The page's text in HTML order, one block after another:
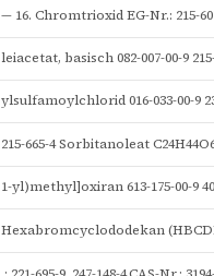
— 16. Chromtrioxid EG-Nr.: 215-
leiacetat, basisch 082-007-00-9
ylsulfamoylchlorid 016-033-00-9
215-665-4 Sorbitanoleat
1-yl)methyl]oxiran 613-175-00-9